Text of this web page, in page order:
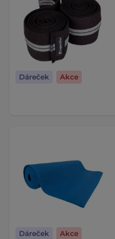
Dáreček Akce
Dáreček Akce